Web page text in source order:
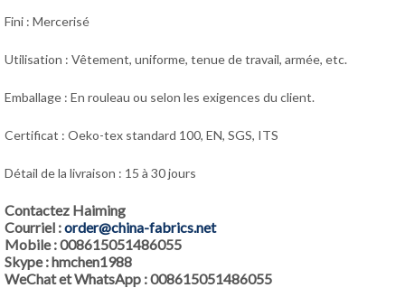
Fini : Mercerisé
Utilisation : Vêtement, uniforme, tenue de travail, armée, etc.
Emballage : En rouleau ou selon les exigences du client.
Certificat : Oeko-tex standard 100, EN, SGS, ITS
Détail de la livraison : 15 à 30 jours
Contactez Haiming
Courriel :order@china-fabrics.net
Mobile : 008615051486055
Skype : hmchen1988
WeChat et WhatsApp : 008615051486055